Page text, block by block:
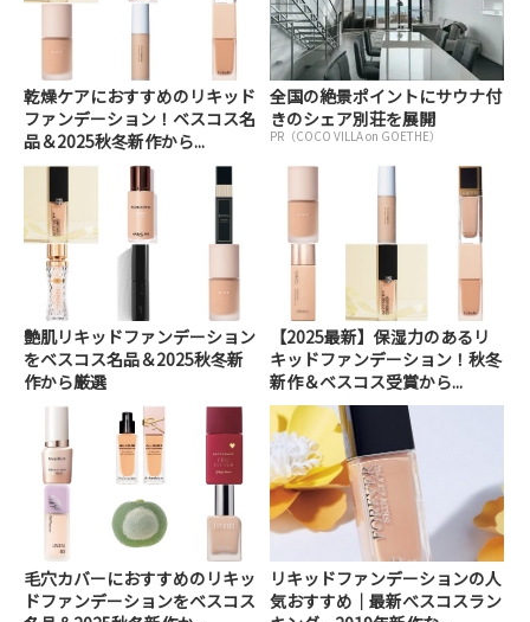
乾燥ケアにおすすめのリキッド
ファンデーション！ベスコス名
品＆2025秋冬新作から...
全国の絶景ポイントにサウナ付
きのシェア別荘を展開
PR（COCO VILLA on GOETHE）
艶肌リキッドファンデーション
をベスコス名品＆2025秋冬新
作から厳選
【2025最新】保湿力のあるリ
キッドファンデーション！秋冬
新作＆ベスコス受賞から...
毛穴カバーにおすすめのリキッ
ドファンデーションをベスコス
リキッドファンデーションの人
気おすすめ｜最新べスコスラン